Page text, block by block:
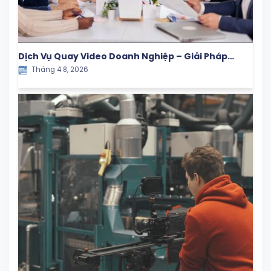
Dịch Vụ Quay Video Doanh Nghiệp – Giải Pháp
Truyền Thông Hiệu Quả Cho Thương Hiệu Hiện Đại
Tháng 4 8, 2026